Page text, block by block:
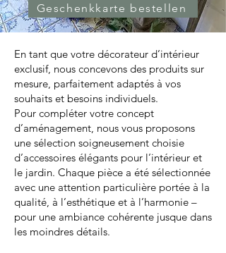
Geschenkkarte bestellen
En tant que votre décorateur d’intérieur
exclusif, nous concevons des produits sur
mesure, parfaitement adaptés à vos
souhaits et besoins individuels.
Pour compléter votre concept
d’aménagement, nous vous proposons
une sélection soigneusement choisie
d’accessoires élégants pour l’intérieur et
le jardin. Chaque pièce a été sélectionnée
avec une attention particulière portée à la
qualité, à l’esthétique et à l’harmonie –
pour une ambiance cohérente jusque dans
les moindres détails.​